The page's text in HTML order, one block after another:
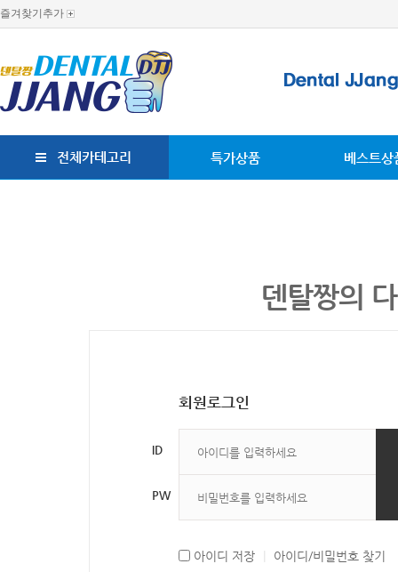
즐겨찾기추가
전체카테고리 특가상품 베스트상
덴탈짱의
회원로그인
ID
PW
아이디 저장 아이디/비밀번호 찾기